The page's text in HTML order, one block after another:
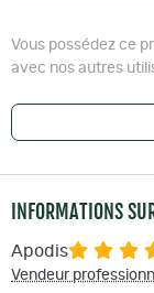
Vous possédez ce
avec nos autres
INFORMATIONS
Apodis
Vendeur